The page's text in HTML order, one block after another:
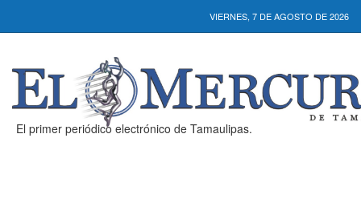
VIERNES, 7 DE AGOSTO DE 2026
El primer periódico electrónico de Tamaulipas.